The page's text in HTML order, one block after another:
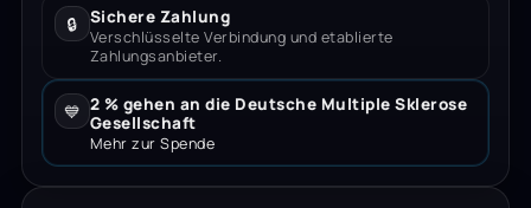
🔒 Sichere Zahlung
Verschlüsselte Verbindung und etablierte
Zahlungsanbieter.
💙 2 % gehen an die Deutsche Multiple Sklerose
Gesellschaft
Mehr zur Spende